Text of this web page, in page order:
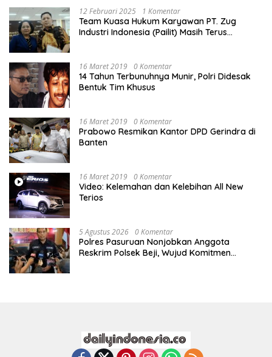
12 Februari 2025 1 Komentar
Team Kuasa Hukum Karyawan PT. Zug
Industri Indonesia (Pailit) Masih Terus
16 Maret 2019 0 Komentar
14 Tahun Terbunuhnya Munir, Polri Didesak
Bentuk Tim Khusus
16 Maret 2019 0 Komentar
Prabowo Resmikan Kantor DPD Gerindra di
Banten
16 Maret 2019 0 Komentar
Video: Kelemahan dan Kelebihan All New
Terios
5 Agustus 2026 0 Komentar
Polres Pasuruan Nonjobkan Anggota
Reskrim Polsek Beji, Wujud Komitmen